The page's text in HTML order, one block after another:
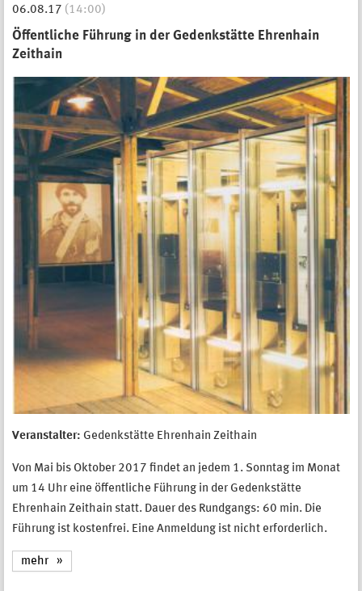
06.08.17 (14:00)
Öffentliche Führung in der Gedenkstätte Ehrenhain
Zeithain
Veranstalter: Gedenkstätte Ehrenhain Zeithain
Von Mai bis Oktober 2017 findet an jedem 1. Sonntag im Monat
um 14 Uhr eine öffentliche Führung in der Gedenkstätte
Ehrenhain Zeithain statt. Dauer des Rundgangs: 60 min. Die
Führung ist kostenfrei. Eine Anmeldung ist nicht erforderlich.
mehr